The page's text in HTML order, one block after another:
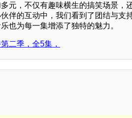
元，不仅有趣味横生的搞笑场景，
伴的互动中，我们看到了团结与支
也为每一集增添了独特的魅力。
二季，全5集，